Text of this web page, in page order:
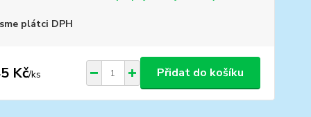
plátci DPH
Kč/ks Přidat do košíku